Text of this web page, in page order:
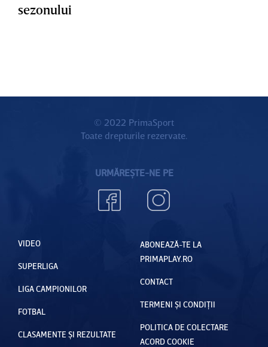
sezonului
© 2022 PrimaSport
Toate drepturile rezervate.
URMĂREȘTE-NE PE
VIDEO
SUPERLIGA
LIGA CAMPIONILOR
FOTBAL
CLASAMENTE ȘI REZULTATE
ABONEAZĂ-TE LA
PRIMAPLAY.RO
CONTACT
TERMENI ȘI CONDIȚII
POLITICA DE COLECTARE
ACORD COOKIE